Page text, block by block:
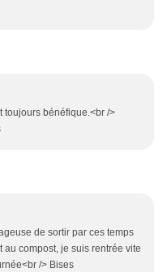
toujours bénéfique.<br />
de sortir par ces temps
au compost, je suis rentrée vite
/> Bises